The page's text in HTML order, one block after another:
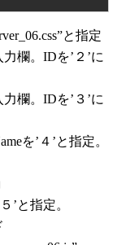
と指定
欄。IDを’２’に
欄。IDを’３’に
を’４’と指定。
’と指定。